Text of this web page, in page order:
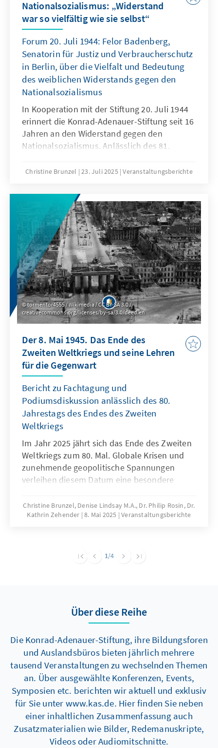
Nationalsozialismus: „Widerstand
war so vielfältig wie sie selbst“
Forum 20. Juli 1944: Felor Badenberg,
Senatorin für Justiz und Verbraucherschutz
in Berlin, über die Vielfalt und Bedeutung
des weiblichen Widerstands gegen den
Nationalsozialismus
In Kooperation mit der Stiftung 20. Juli 1944
erinnert die Konrad-Adenauer-Stiftung seit 16
Jahren an den Widerstand gegen den
Nationalsozialismus. Anlässlich des 81.
diesem Jahr besonders den oftmals
gegen das NS-Regime eintraten – viele von
ihnen unter hohem persönlichen Risiko,
manche mit dem höchsten Preis ihres Lebens.
Christine Brunzel 23. Juli 2025 Veranstaltungsberichte
tormentor4555 / Wikimedia / CC BY-SA 3.0 /
creativecommons.org/licenses/by-sa/3.0/deed.en
Der 8. Mai 1945. Das Ende des
Zweiten Weltkriegs und seine Lehren
für die Gegenwart
Bericht zu Fachtagung und
Podiumsdiskussion anlässlich des 80.
Jahrestags des Endes des Zweiten
Weltkriegs
Im Jahr 2025 jährt sich das Ende des Zweiten
Weltkriegs zum 80. Mal. Globale Krisen und
zunehmende geopolitische Spannungen
verleihen diesem Datum eine besondere
Konferenzreihe lädt dazu ein, das Kriegsende
sowohl aus historiographischer Perspektive
Geplant sind hierfür drei Konferenzen in
ausgerichtet von der Konrad-Adenauer-
Stiftung in Kooperation mit der Europa
Universität Viadrina in Frankfurt/Oder, der
Université Paris 1 Panthéon Sorbonne sowie
der Columbia University New York. Die Tagung
widmete sich vor allem der Situation in
Deutschland sowie der geopolitischen
Neuordnung nach 1945.
Christine Brunzel, Denise Lindsay M.A., Dr. Philip Rosin, Dr.
Kathrin Zehender 8. Mai 2025 Veranstaltungsberichte
1/4
Über diese Reihe
Die Konrad-Adenauer-Stiftung, ihre Bildungsforen
und Auslandsbüros bieten jährlich mehrere
tausend Veranstaltungen zu wechselnden Themen
an. Über ausgewählte Konferenzen, Events,
Symposien etc. berichten wir aktuell und exklusiv
für Sie unter www.kas.de. Hier finden Sie neben
einer inhaltlichen Zusammenfassung auch
Zusatzmaterialien wie Bilder, Redemanuskripte,
Videos oder Audiomitschnitte.